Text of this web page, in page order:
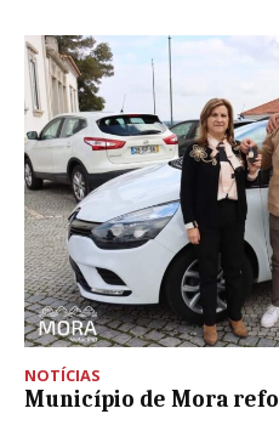
NOTÍCIAS
Município de Mora